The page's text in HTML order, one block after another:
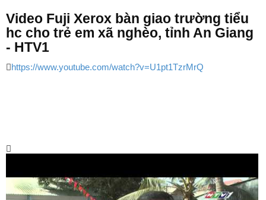
Video Fuji Xerox bàn giao trường tiểu
hc cho trẻ em xã nghèo, tỉnh An Giang
- HTV1
https://www.youtube.com/watch?v=U1pt1TzrMrQ